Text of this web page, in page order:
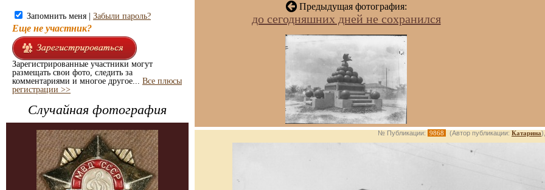
Запомнить меня | Забыли пароль?
Еще не участник?
Зарегистрированные участники могут
размещать свои фото, следить за
комментариями и многое другое... Все плюсы
регистрации >>
Случайная фотография
Предыдущая фотография:
до сегодняшних дней не сохранился
№ Публикации: 9868 (Автор публикации: Катарина